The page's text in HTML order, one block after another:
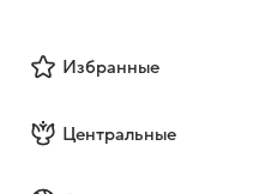
Избранные
Центральные